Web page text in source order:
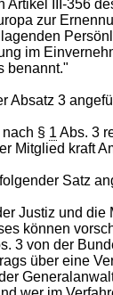
Artikel III-356
zur
im
benannt."
Absatz 3
nach § 1 Abs. 3
Mitglied kraft
Satz
Justiz und die
können
3 von der
über eine